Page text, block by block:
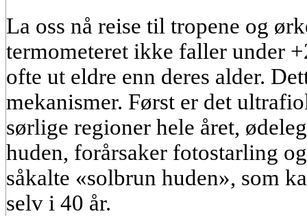
La oss nå reise til tropene og
termometeret ikke faller under
ofte ut eldre enn deres alder.
mekanismer. Først er det
sørlige regioner hele året,
huden, forårsaker fotostarling
såkalte «solbrun huden», som
selv i 40 år.